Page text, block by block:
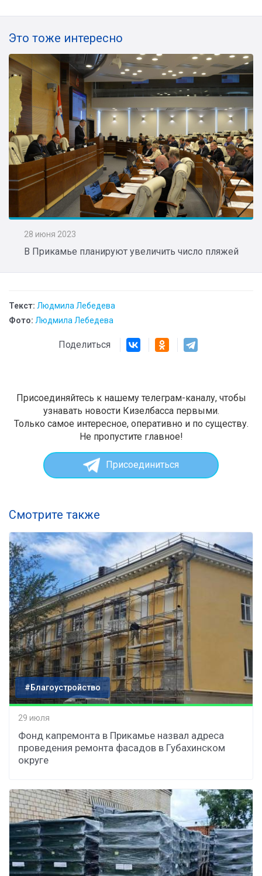
Это тоже интересно
28 июня 2023
В Прикамье планируют увеличить число пляжей
Текст: Людмила Лебедева
Фото: Людмила Лебедева
Поделиться
Присоединяйтесь к нашему телеграм-каналу, чтобы
узнавать новости Кизелбасса первыми.
Только самое интересное, оперативно и по существу.
Не пропустите главное!
Присоединиться
Смотрите также
#Благоустройство
29 июля
Фонд капремонта в Прикамье назвал адреса
проведения ремонта фасадов в Губахинском
округе